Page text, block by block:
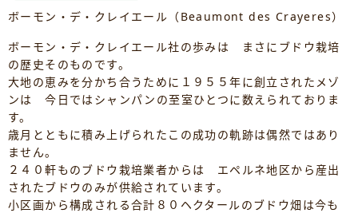
ボーモン・デ・クレイエール（Beaumont des Crayeres）
ボーモン・デ・クレイエール社の歩みは まさにブドウ栽培
の歴史そのものです。
大地の恵みを分かち合うために１９５５年に創立されたメゾ
ンは 今日ではシャンパンの至室ひとつに数えられておりま
す。
歳月とともに積み上げられたこの成功の軌跡は偶然ではあり
ません。
２４０軒ものブドウ栽培業者からは エペルネ地区から産出
されたブドウのみが供給されています。
小区画から構成される合計８０ヘクタールのブドウ畑は今も